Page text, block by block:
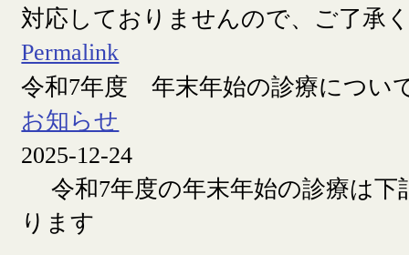
対応しておりませんので、ご了承
Permalink
令和7年度 年末年始の診療につい
お知らせ
2025-12-24
令和7年度の年末年始の診療は下
ります